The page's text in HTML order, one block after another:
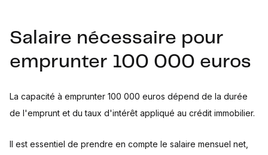
Salaire nécessaire pour
emprunter 100 000 euros
La capacité à emprunter 100 000 euros dépend de la durée
de l'emprunt et du taux d'intérêt appliqué au crédit immobilier.
Il est essentiel de prendre en compte le salaire mensuel net,